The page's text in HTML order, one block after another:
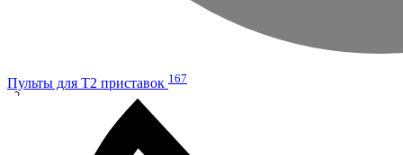
Пульты для Т2 приставок 167